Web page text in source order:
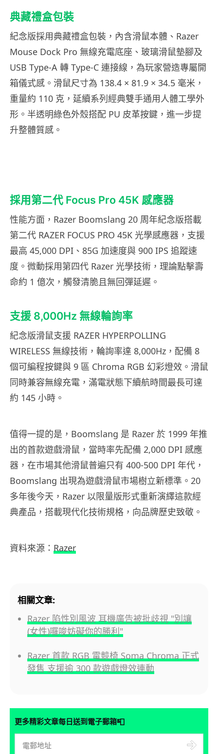
典藏禮盒包裝
紀念版採用典藏禮盒包裝，內含滑鼠本體、Razer
Mouse Dock Pro 無線充電底座、玻璃滑鼠墊腳及
USB Type-A 轉 Type-C 連接線，為玩家營造專屬開
箱儀式感。滑鼠尺寸為 138.4 × 81.9 × 34.5 毫米，
重量約 110 克，延續系列經典雙手通用人體工學外
形。半透明綠色外殼搭配 PU 皮革按鍵，進一步提
升整體質感。
採用第二代 Focus Pro 45K 感應器
性能方面，Razer Boomslang 20 周年紀念版搭載
第二代 RAZER FOCUS PRO 45K 光學感應器，支援
最高 45,000 DPI、85G 加速度與 900 IPS 追蹤速
度。微動採用第四代 Razer 光學技術，理論點擊壽
命約 1 億次，觸發清脆且無回彈延遲。
支援 8,000Hz 無線輪詢率
紀念版滑鼠支援 RAZER HYPERPOLLING
WIRELESS 無線技術，輪詢率達 8,000Hz，配備 8
個可編程按鍵與 9 區 Chroma RGB 幻彩燈效。滑鼠
同時兼容無線充電，滿電狀態下續航時間最長可達
約 145 小時。
值得一提的是，Boomslang 是 Razer 於 1999 年推
出的首款遊戲滑鼠，當時率先配備 2,000 DPI 感應
器，在市場其他滑鼠普遍只有 400-500 DPI 年代，
Boomslang 出現為遊戲滑鼠市場樹立新標準。20
多年後今天，Razer 以限量版形式重新演繹這款經
典產品，搭載現代化技術規格，向品牌歷史致敬。
資料來源： Razer
相關文章:
Razer 陷性別風波 耳機廣告被批歧視 "別讓
(女性)囉唆妨礙你的勝利"
Razer 首款 RGB 電競椅 Soma Chroma 正式
發售 支援逾 300 款遊戲燈效連動
更多精彩文章每日送到電子郵箱📮